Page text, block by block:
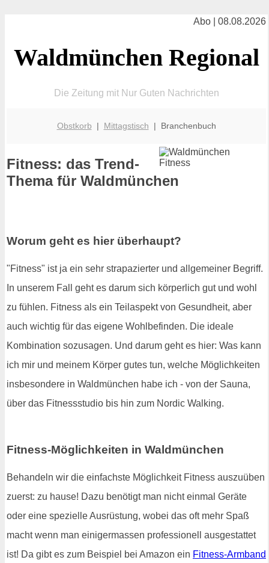
Abo | 08.08.2026
Waldmünchen Regional
Die Zeitung mit Nur Guten Nachrichten
Obstkorb | Mittagstisch | Branchenbuch
Fitness: das Trend-
Thema für Waldmünchen
Worum geht es hier überhaupt?
"Fitness" ist ja ein sehr strapazierter und allgemeiner Begriff.
In unserem Fall geht es darum sich körperlich gut und wohl
zu fühlen. Fitness als ein Teilaspekt von Gesundheit, aber
auch wichtig für das eigene Wohlbefinden. Die ideale
Kombination sozusagen. Und darum geht es hier: Was kann
ich mir und meinem Körper gutes tun, welche Möglichkeiten
insbesondere in Waldmünchen habe ich - von der Sauna,
über das Fitnessstudio bis hin zum Nordic Walking.
Fitness-Möglichkeiten in Waldmünchen
Behandeln wir die einfachste Möglichkeit Fitness auszuüben
zuerst: zu hause! Dazu benötigt man nicht einmal Geräte
oder eine spezielle Ausrüstung, wobei das oft mehr Spaß
macht wenn man einigermassen professionell ausgestattet
ist! Da gibt es zum Beispiel bei Amazon ein Fitness-Armband